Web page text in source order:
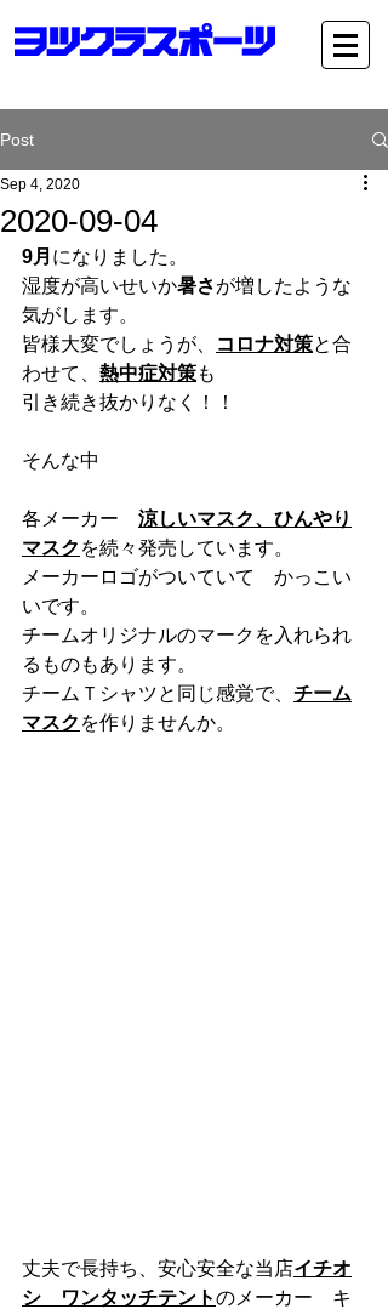
Post
2020-09-04
Sep 4, 2020
9月 になりました。
湿度が高いせいか暑さが増したような
気がします。
皆様大変でしょうが、
コロナ対策と合
わせて、 熱中症対策も
引き続き抜かりなく！！
そんな中
各メーカー 涼しいマスク、ひんやり
マスク を続々発売しています。
メーカーロゴがついていて　かっこい
いです。
チームオリジナルのマークを入れられ
るものもあります。
チームＴシャツと同じ感覚で、 チーム
マスク を作りませんか。
丈夫で長持ち、安心安全な当店イチオ
シ　ワンタッチテントのメーカー　キ